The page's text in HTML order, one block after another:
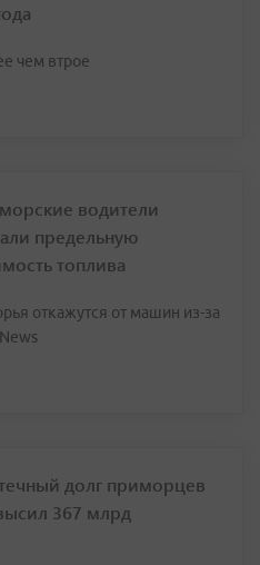
чем втрое
водители
предельную
топлива
откажутся от машин из-за
долг приморцев
367 млрд